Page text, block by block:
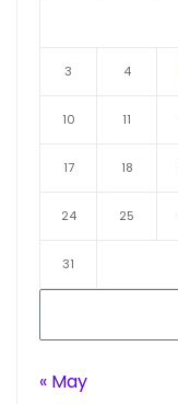
3 4
10 11
17 18
24 25
31
« May